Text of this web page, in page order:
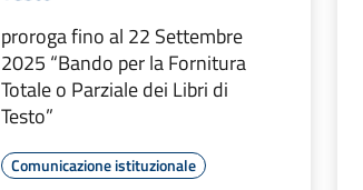
proroga fino al 22 Settembre
2025 “Bando per la Fornitura
Totale o Parziale dei Libri di
Testo”
Comunicazione istituzionale